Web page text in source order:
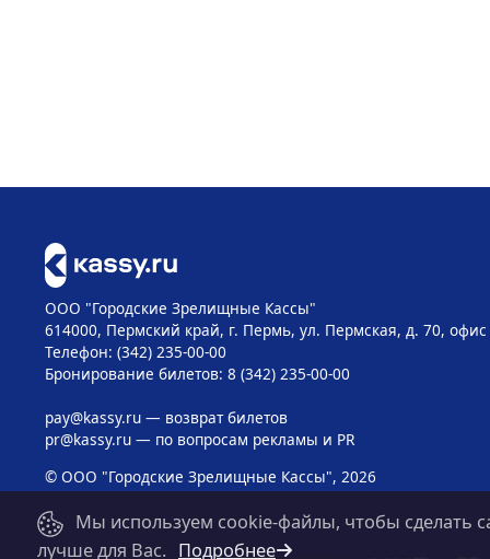
ООО "Городские Зрелищные Кассы"
614000, Пермский край, г. Пермь, ул. Пермская, д. 70, офис
Телефон: (342) 235-00-00
Бронирование билетов: 8 (342) 235-00-00
pay@kassy.ru— возврат билетов
pr@kassy.ru— по вопросам рекламы и PR
© ООО "Городские Зрелищные Кассы", 2026
Мы используем cookie-файлы, чтобы сделать
лучше для Вас. Подробнее